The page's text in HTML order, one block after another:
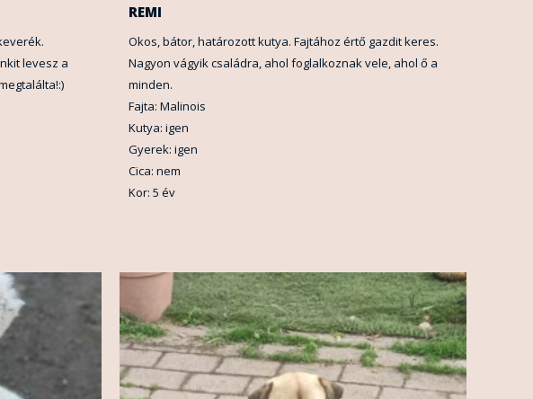
levesz a
REMI
Okos, bátor, határozott kutya. Fajtához értő gazdit keres.
Nagyon vágyik családra, ahol foglalkoznak vele, ahol ő a
minden.
Fajta: Malinois
Kutya: igen
Gyerek: igen
Cica: nem
Kor: 5 év